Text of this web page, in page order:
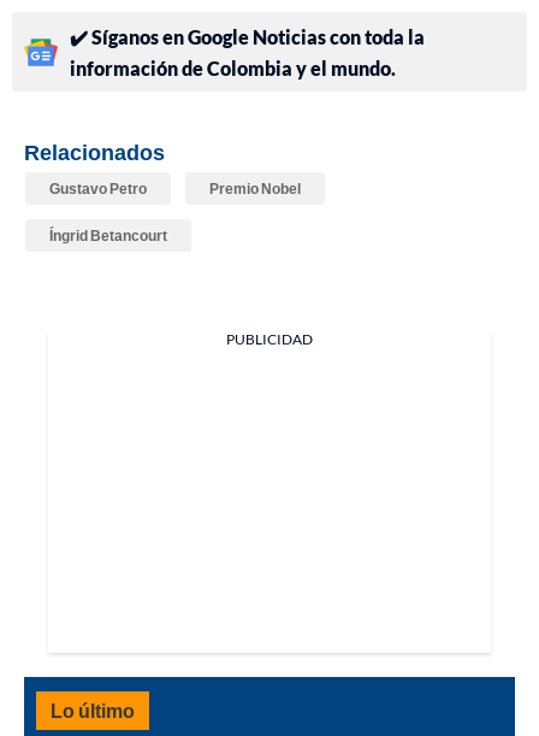
✔️ Síganos en Google Noticias con toda la
información de Colombia y el mundo.
Relacionados
Gustavo Petro Premio Nobel
Íngrid Betancourt
PUBLICIDAD
Lo último